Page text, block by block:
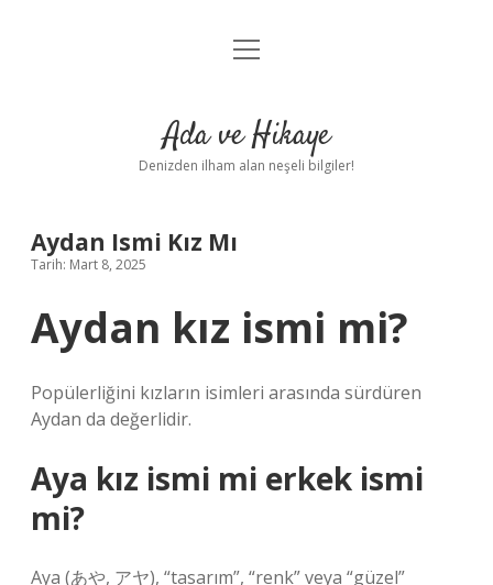
Anasayfa
Yasal Uyarı
menüyü
Ada ve Hikaye
Denizden ilham alan neşeli bilgiler!
Aydan Ismi Kız Mı
Tarih: Mart 8, 2025
Aydan kız ismi mi?
Popülerliğini kızların isimleri arasında sürdüren
Aydan da değerlidir.
Aya kız ismi mi erkek ismi
mi?
Aya (あや, アヤ), “tasarım”, “renk” veya “güzel”